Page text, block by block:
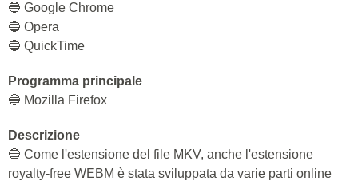
🔵 Google Chrome
🔵 Opera
🔵 QuickTime
Programma principale
🔵 Mozilla Firefox
Descrizione
🔵 Come l'estensione del file MKV, anche l'estensione
royalty-free WEBM è stata sviluppata da varie parti online